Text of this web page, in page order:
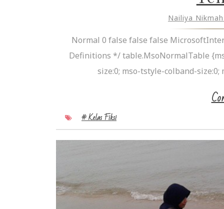
Nailiya
Normal 0 false false false
Definitions */ table.MsoNormalTable
size:0; mso-tstyle-colband-
# Kelas Fiksi